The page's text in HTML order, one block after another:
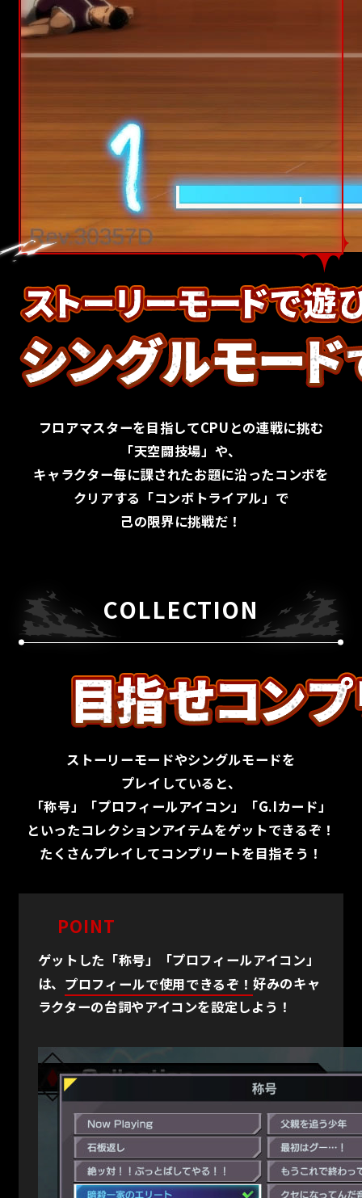
フロアマスターを目指してCPUとの連戦に挑む
「天空闘技場」や、
キャラクター毎に課されたお題に沿ったコンボを
クリアする 「コンボトライアル」で
己の限界に挑戦だ！
COLLECTION
ストーリーモードやシングルモードを
プレイしていると、
「称号」「プロフィールアイコン」「G.Iカード」
といったコレクションアイテムをゲットできるぞ！
たくさんプレイしてコンプリートを目指そう！
POINT
ゲットした「称号」「プロフィールアイコン」
は、 プロフィールで使用できるぞ！好みのキャ
ラクターの台詞やアイコンを設定しよう！